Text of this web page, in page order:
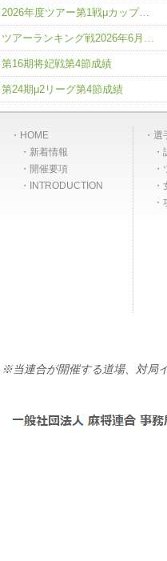
2026年度ツアー第1戦μカップ…
ツアーランキング戦2026年6月…
第16期将妃戦第4節成績
第24期μ2リーグ第4節成績
HOME
新着情報
開催要項
INTRODUCTION
選
※当連合が開催する道場、対局